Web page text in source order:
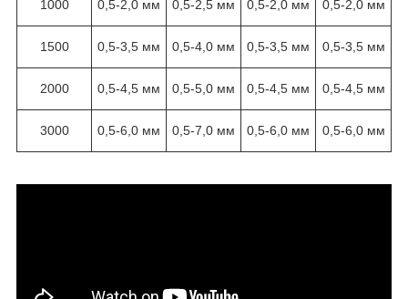
1000 0,5-2,0 мм 0,5-2,5 мм 0,5-2,0 мм 0,5-2,0 мм
1500 0,5-3,5 мм 0,5-4,0 мм 0,5-3,5 мм 0,5-3,5 мм
2000 0,5-4,5 мм 0,5-5,0 мм 0,5-4,5 мм 0,5-4,5 мм
3000 0,5-6,0 мм 0,5-7,0 мм 0,5-6,0 мм 0,5-6,0 мм